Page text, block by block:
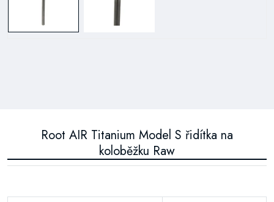
Root AIR Titanium Model S řidítka na
koloběžku Raw